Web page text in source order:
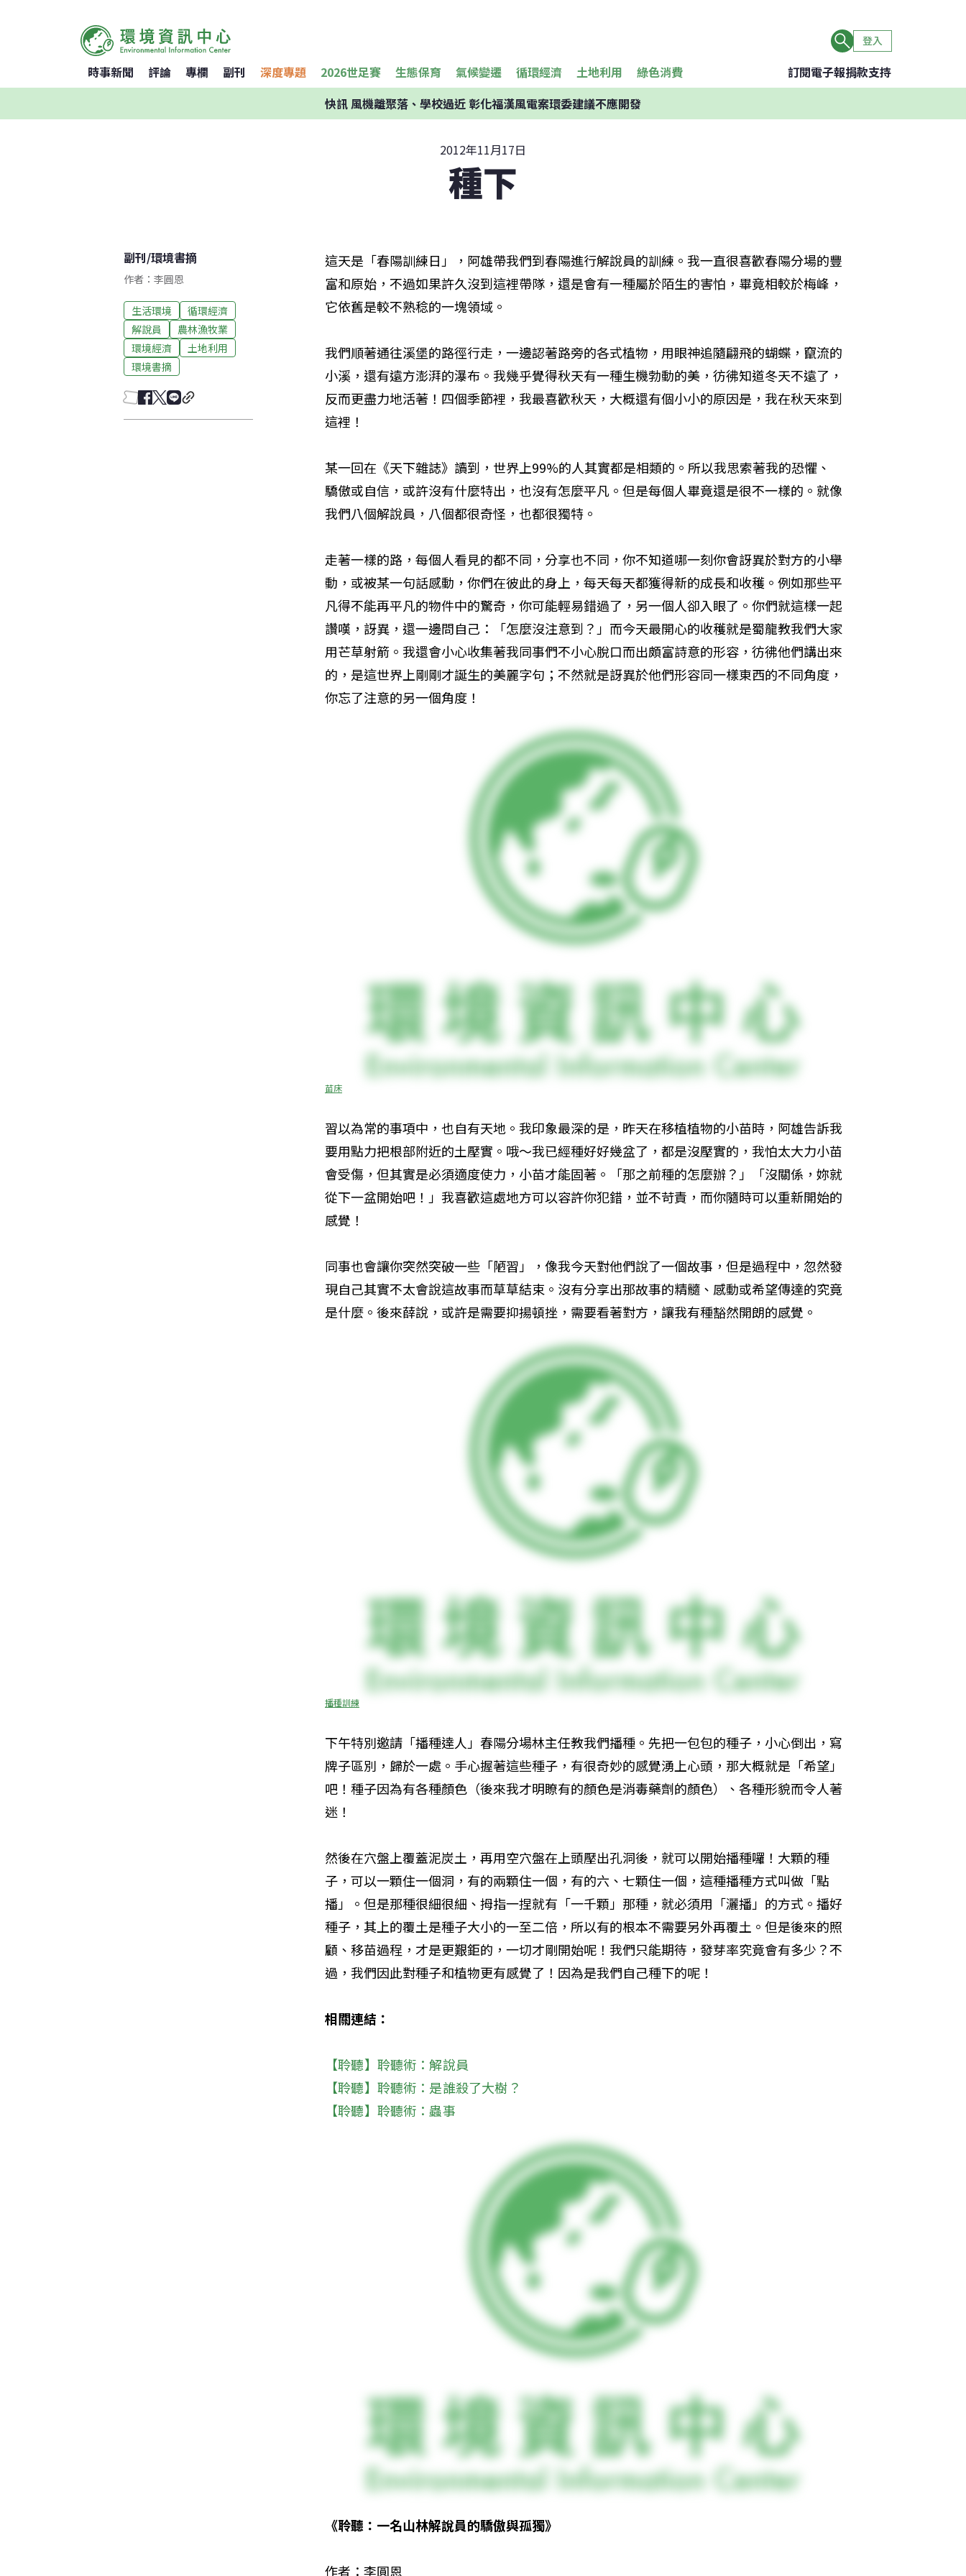
登入
時事新聞 評論 專欄 副刊 深度專題 2026世足賽 生態保育 氣候變遷 循環經濟 土地利用 綠色消費 訂閱電子報捐款支持
快訊風機離聚落、學校過近 彰化福漢風電案環委建議不應開發
2012年11月17日
種下
副刊/環境書摘
作者：李圓恩
生活環境
循環經濟
解說員
農林漁牧業
環境經濟
土地利用
環境書摘
這天是「春陽訓練日」，阿雄帶我們到春陽進行解說員的訓練。我一直很喜歡春陽分場的豐
富和原始，不過如果許久沒到這裡帶隊，還是會有一種屬於陌生的害怕，畢竟相較於梅峰，
它依舊是較不熟稔的一塊領域。
我們順著通往溪堡的路徑行走，一邊認著路旁的各式植物，用眼神追隨翩飛的蝴蝶，竄流的
小溪，還有遠方澎湃的瀑布。我幾乎覺得秋天有一種生機勃動的美，彷彿知道冬天不遠了，
反而更盡力地活著！四個季節裡，我最喜歡秋天，大概還有個小小的原因是，我在秋天來到
這裡！
某一回在《天下雜誌》讀到，世界上99%的人其實都是相類的。所以我思索著我的恐懼、
驕傲或自信，或許沒有什麼特出，也沒有怎麼平凡。但是每個人畢竟還是很不一樣的。就像
我們八個解說員，八個都很奇怪，也都很獨特。
走著一樣的路，每個人看見的都不同，分享也不同，你不知道哪一刻你會訝異於對方的小舉
動，或被某一句話感動，你們在彼此的身上，每天每天都獲得新的成長和收穫。例如那些平
凡得不能再平凡的物件中的驚奇，你可能輕易錯過了，另一個人卻入眼了。你們就這樣一起
讚嘆，訝異，還一邊問自己：「怎麼沒注意到？」而今天最開心的收穫就是蜀龍教我們大家
用芒草射箭。我還會小心收集著我同事們不小心脫口而出頗富詩意的形容，彷彿他們講出來
的，是這世界上剛剛才誕生的美麗字句；不然就是訝異於他們形容同一樣東西的不同角度，
你忘了注意的另一個角度！
苗床
習以為常的事項中，也自有天地。我印象最深的是，昨天在移植植物的小苗時，阿雄告訴我
要用點力把根部附近的土壓實。哦～我已經種好好幾盆了，都是沒壓實的，我怕太大力小苗
會受傷，但其實是必須適度使力，小苗才能固著。「那之前種的怎麼辦？」「沒關係，妳就
從下一盆開始吧！」我喜歡這處地方可以容許你犯錯，並不苛責，而你隨時可以重新開始的
感覺！
同事也會讓你突然突破一些「陋習」，像我今天對他們說了一個故事，但是過程中，忽然發
現自己其實不太會說這故事而草草結束。沒有分享出那故事的精髓、感動或希望傳達的究竟
是什麼。後來薛說，或許是需要抑揚頓挫，需要看著對方，讓我有種豁然開朗的感覺。
播種訓練
下午特別邀請「播種達人」春陽分場林主任教我們播種。先把一包包的種子，小心倒出，寫
牌子區別，歸於一處。手心握著這些種子，有很奇妙的感覺湧上心頭，那大概就是「希望」
吧！種子因為有各種顏色（後來我才明瞭有的顏色是消毒藥劑的顏色）、各種形貌而令人著
迷！
然後在穴盤上覆蓋泥炭土，再用空穴盤在上頭壓出孔洞後，就可以開始播種囉！大顆的種
子，可以一顆住一個洞，有的兩顆住一個，有的六、七顆住一個，這種播種方式叫做「點
播」。但是那種很細很細、拇指一捏就有「一千顆」那種，就必須用「灑播」的方式。播好
種子，其上的覆土是種子大小的一至二倍，所以有的根本不需要另外再覆土。但是後來的照
顧、移苗過程，才是更艱鉅的，一切才剛開始呢！我們只能期待，發芽率究竟會有多少？不
過，我們因此對種子和植物更有感覺了！因為是我們自己種下的呢！
相關連結：
【聆聽】聆聽術：解說員
【聆聽】聆聽術：是誰殺了大樹？
【聆聽】聆聽術：蟲事
《聆聽：一名山林解說員的驕傲與孤獨》
作者：李圓恩